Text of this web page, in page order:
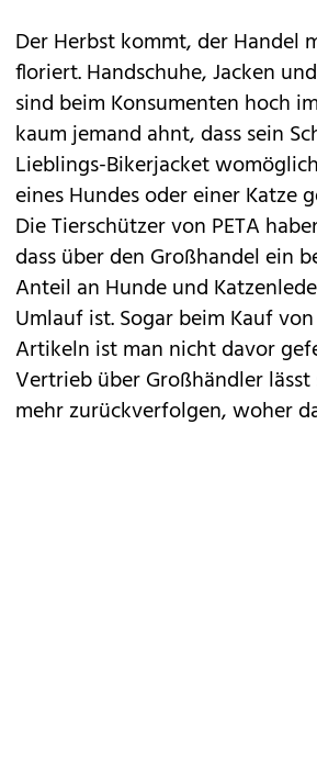
Der Herbst kommt, der Handel
floriert. Handschuhe, Jacken
sind beim Konsumenten hoch
kaum jemand ahnt, dass sein
Lieblings-Bikerjacket
eines Hundes oder einer Katze
Die Tierschützer von PETA
dass über den Großhandel ein
Anteil an Hunde und
Umlauf ist. Sogar beim Kauf
Artikeln ist man nicht davor
Vertrieb über Großhändler
mehr zurückverfolgen, woher